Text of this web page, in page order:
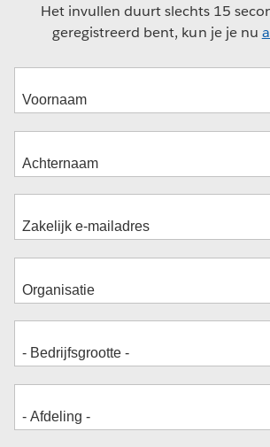
Het invullen duurt slechts 15
geregistreerd bent, kun je je nu